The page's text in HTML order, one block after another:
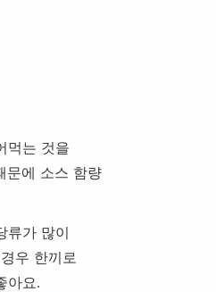
먹는 것을
문에 소스 함량
류가 많이
우 한끼로
아요.